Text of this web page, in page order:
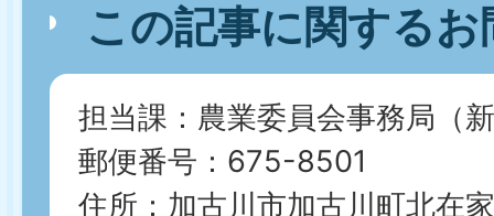
この記事に関する
担当課：農業委員会事務局（
郵便番号：675-8501
住所：加古川市加古川町北在